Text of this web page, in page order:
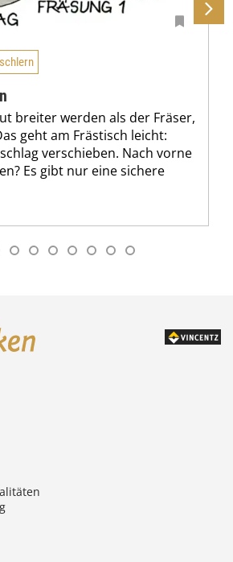
breiter werden als der Fräser,
geht am Frästisch leicht:
verschieben. Nach vorne
Es gibt nur eine sichere